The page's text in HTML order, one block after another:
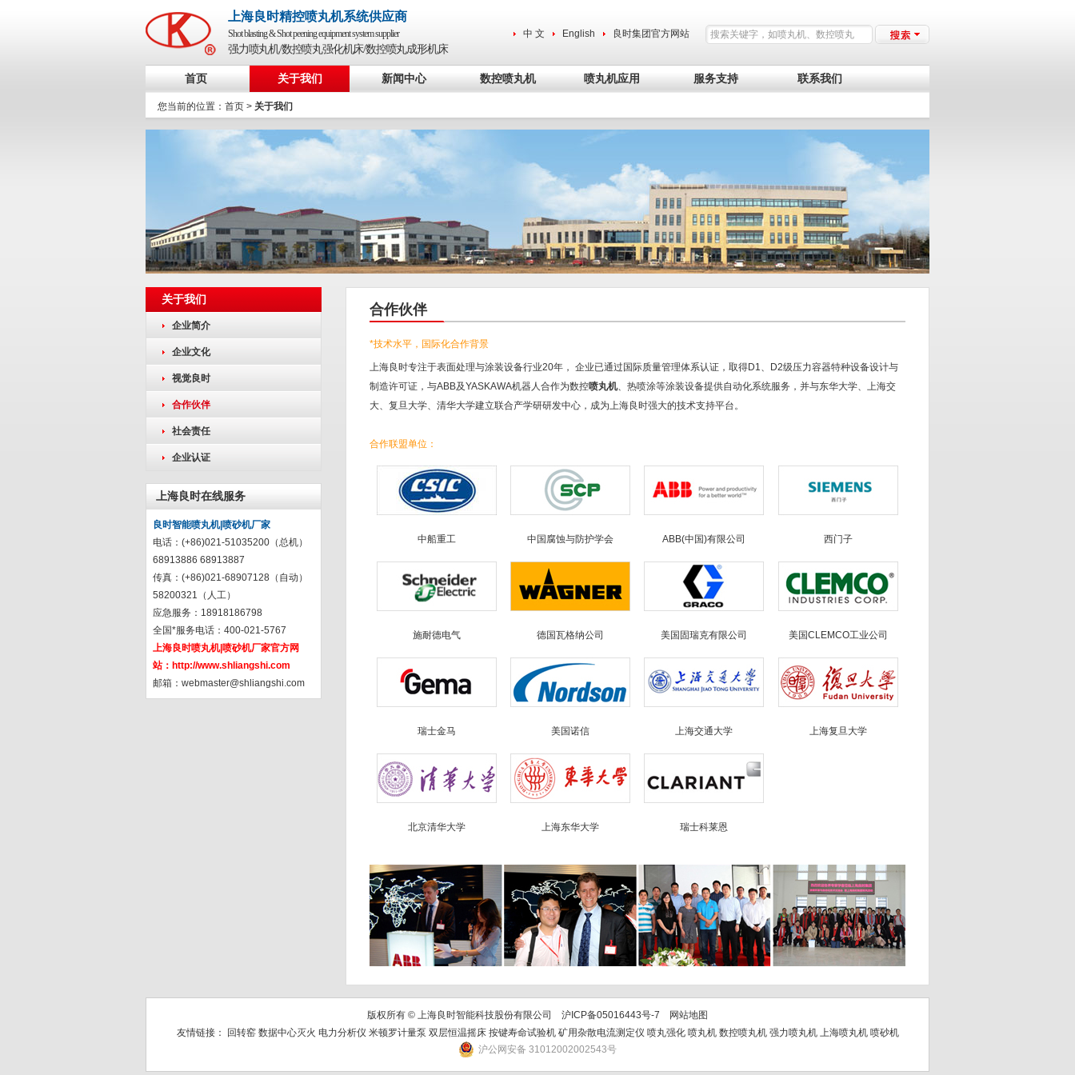
上海良时精控喷丸机系统供应商
Shot blasting & Shot peening equipment system supplier
强力喷丸机/数控喷丸强化机床/数控喷丸成形机床
中 文 English 良时集团官方网站
首页 关于我们 新闻中心 数控喷丸机 喷丸机应用 服务支持 联系我们
您当前的位置： 首页 > 关于我们
关于我们
企业简介
企业文化
视觉良时
合作伙伴
社会责任
企业认证
上海良时在线服务
良时智能喷丸机|喷砂机厂家
电话：(+86)021-51035200（总机）
68913886 68913887
传真：(+86)021-68907128（自动）
58200321（人工）
应急服务：18918186798
全国*服务电话：400-021-5767
上海良时喷丸机|喷砂机厂家官方网
站： http://www.shliangshi.com
邮箱： webmaster@shliangshi.com
合作伙伴
*技术水平，国际化合作背景
上海良时专注于表面处理与涂装设备行业20年， 企业已通过国际质量管理体系认证，取得D1、D2级压力容器特种设备设计与
制造许可证，与ABB及YASKAWA机器人合作为数控喷丸机、热喷涂等涂装设备提供自动化系统服务，并与东华大学、上海交
大、复旦大学、清华大学建立联合产学研研发中心，成为上海良时强大的技术支持平台。
合作联盟单位：
中船重工 中国腐蚀与防护学会 ABB(中国)有限公司 西门子
施耐德电气 德国瓦格纳公司 美国固瑞克有限公司 美国CLEMCO工业公司
瑞士金马 美国诺信 上海交通大学 上海复旦大学
北京清华大学 上海东华大学 瑞士科莱恩
版权所有 © 上海良时智能科技股份有限公司 沪ICP备05016443号-7
网站地图
友情链接：
回转窑 数据中心灭火 电力分析仪 米顿罗计量泵 双层恒温摇床 按键寿命试验机 矿用杂散电流测定仪 喷丸强化 喷丸机 数控喷丸机 强力喷丸机 上海喷丸机 喷砂机
沪公网安备 31012002002543号